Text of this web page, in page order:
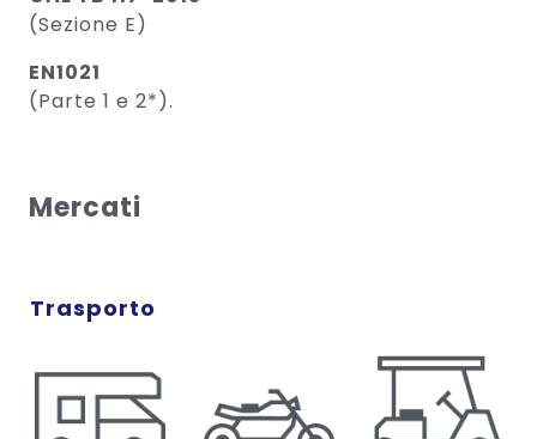
(Sezione E)
EN1021
(Parte 1 e 2*).
Mercati
Trasporto